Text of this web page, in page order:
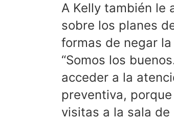
A Kelly también le
sobre los planes
formas de negar
“Somos los
acceder a la
preventiva,
visitas a la sala